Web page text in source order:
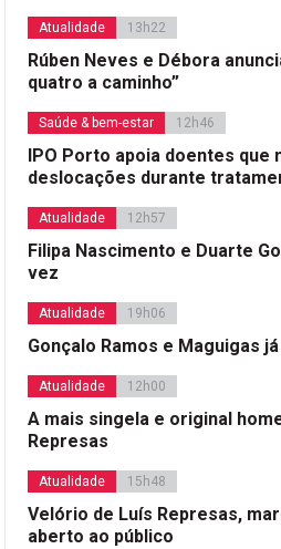
Atualidade 13h22
Rúben Neves e Débora
quatro a caminho”
Saúde & bem-estar 12h46
IPO Porto apoia doentes
deslocações durante
Atualidade 12h57
Filipa Nascimento e Duarte
vez
Atualidade 19h06
Gonçalo Ramos e Maguigas
Atualidade 12h00
A mais singela e original
Represas
Atualidade 15h48
Velório de Luís Represas,
aberto ao público